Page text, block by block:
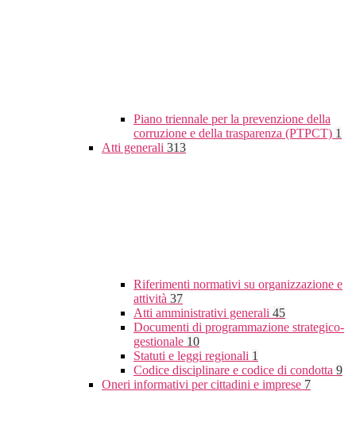
Piano triennale per la prevenzione della
corruzione e della trasparenza (PTPCT) 1
Atti generali 313
Riferimenti normativi su organizzazione e
attività 37
Atti amministrativi generali 45
Documenti di programmazione strategico-
gestionale 10
Statuti e leggi regionali 1
Codice disciplinare e codice di condotta 9
Oneri informativi per cittadini e imprese 7